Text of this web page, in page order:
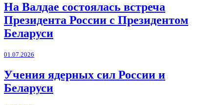
На Валдае состоялась встреча
Президента России с Президентом
Беларуси
01.07.2026
Учения ядерных сил России и
Беларуси